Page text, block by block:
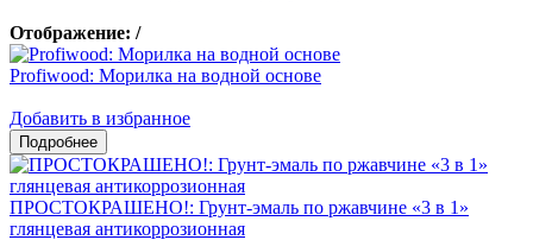
Отображение: /
Profiwood: Морилка на водной основе
Добавить в избранное
ПРОСТОКРАШЕНО!: Грунт-эмаль по ржавчине «3 в 1»
глянцевая антикоррозионная